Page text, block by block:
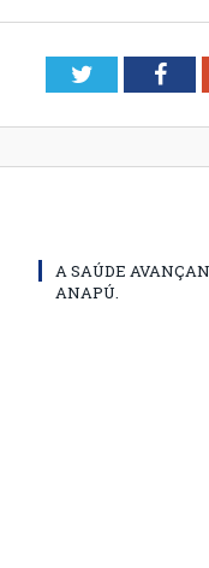
Twitter
A SAÚDE
ANAPÚ.